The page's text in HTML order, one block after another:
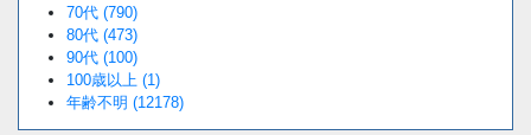
70代 (790)
80代 (473)
90代 (100)
100歳以上 (1)
年齢不明 (12178)